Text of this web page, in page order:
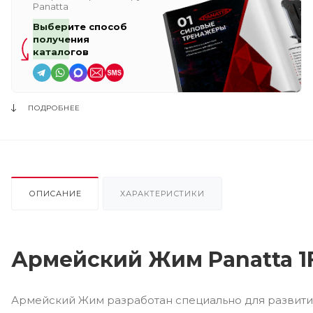
Panatta
Выберите способ
получения
каталогов
ПОДРОБНЕЕ
ОПИСАНИЕ ХАРАКТЕРИСТИКИ
Армейский Жим Panatta
Армейский Жим разработан специально для